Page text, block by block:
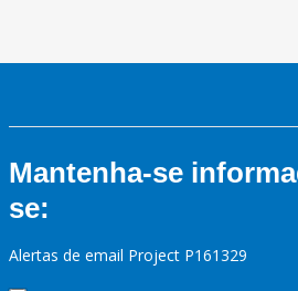
Mantenha-se
se:
Alertas de email Project P161329